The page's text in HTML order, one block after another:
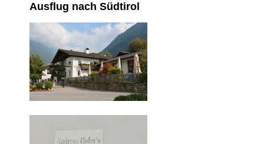
Ausflug nach Südtirol